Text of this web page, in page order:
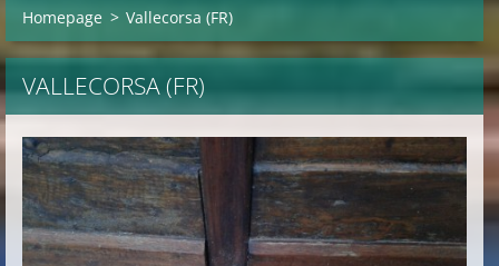
Homepage > Vallecorsa (FR)
VALLECORSA (FR)